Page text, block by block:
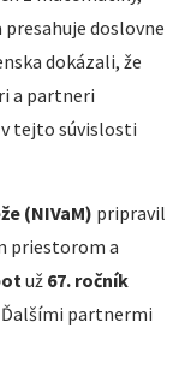
doslovne
dokázali, že
a partneri
tejto súvislosti
(NIVaM) pripravil
priestorom a
už 67. ročník
Ďalšími partnermi